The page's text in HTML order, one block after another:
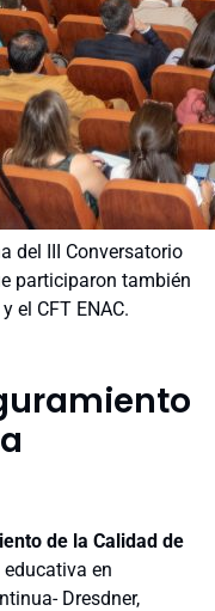
del III Conversatorio
participaron también
el CFT ENAC.
de la Calidad de
en
Dresdner,